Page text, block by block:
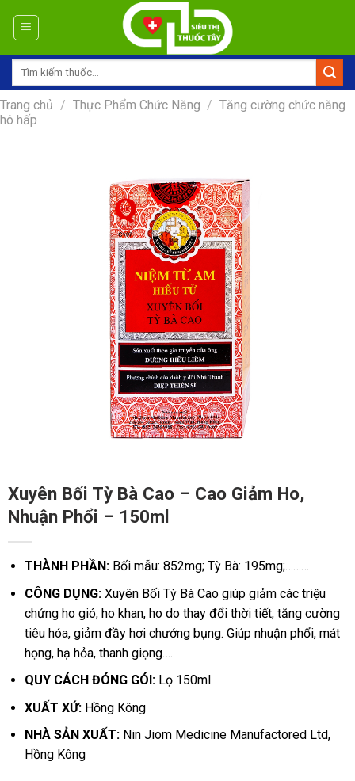
Tìm
Trang chủ / Thực Phẩm Chức Năng / Tăng cường chức năng
hô hấp
Xuyên Bối Tỳ Bà Cao – Cao Giảm Ho,
Nhuận Phổi – 150ml
THÀNH PHẦN: Bối mẫu: 852mg; Tỳ Bà: 195mg;………
CÔNG DỤNG: Xuyên Bối Tỳ Bà Cao giúp giảm các triệu
chứng ho gió, ho khan, ho do thay đổi thời tiết, tăng cường
tiêu hóa, giảm đầy hơi chướng bụng. Giúp nhuận phổi, mát
họng, hạ hỏa, thanh giọng….
QUY CÁCH ĐÓNG GÓI: Lọ 150ml
XUẤT XỨ: Hồng Kông
NHÀ SẢN XUẤT: Nin Jiom Medicine Manufactored Ltd,
Hồng Kông